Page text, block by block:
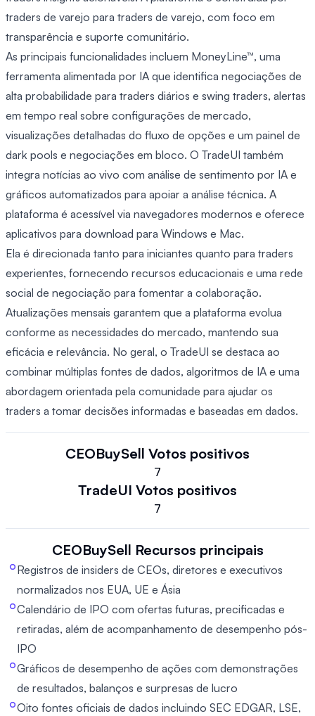
traders de varejo para traders de varejo, com foco em
transparência e suporte comunitário.
As principais funcionalidades incluem MoneyLine™, uma
ferramenta alimentada por IA que identifica negociações de
alta probabilidade para traders diários e swing traders, alertas
em tempo real sobre configurações de mercado,
visualizações detalhadas do fluxo de opções e um painel de
dark pools e negociações em bloco. O TradeUI também
integra notícias ao vivo com análise de sentimento por IA e
gráficos automatizados para apoiar a análise técnica. A
plataforma é acessível via navegadores modernos e oferece
aplicativos para download para Windows e Mac.
Ela é direcionada tanto para iniciantes quanto para traders
experientes, fornecendo recursos educacionais e uma rede
social de negociação para fomentar a colaboração.
Atualizações mensais garantem que a plataforma evolua
conforme as necessidades do mercado, mantendo sua
eficácia e relevância. No geral, o TradeUI se destaca ao
combinar múltiplas fontes de dados, algoritmos de IA e uma
abordagem orientada pela comunidade para ajudar os
traders a tomar decisões informadas e baseadas em dados.
CEOBuySell Votos positivos
7
TradeUI Votos positivos
7
CEOBuySell Recursos principais
Registros de insiders de CEOs, diretores e executivos
normalizados nos EUA, UE e Ásia
Calendário de IPO com ofertas futuras, precificadas e
retiradas, além de acompanhamento de desempenho pós-
IPO
Gráficos de desempenho de ações com demonstrações
de resultados, balanços e surpresas de lucro
Oito fontes oficiais de dados incluindo SEC EDGAR, LSE,